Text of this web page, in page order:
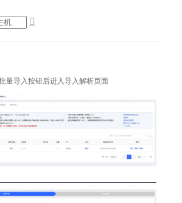

量导入按钮后进入导入解析页面